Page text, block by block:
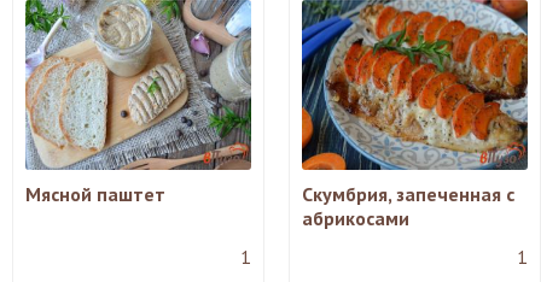
Мясной паштет
1
Скумбрия, запеченная с
абрикосами
1